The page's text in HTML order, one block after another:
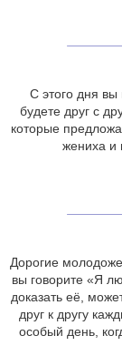
С этого дня вы
будете друг с
которые
жениха и
Дорогие
вы говорите «Я
доказать её,
друг к другу
особый день,